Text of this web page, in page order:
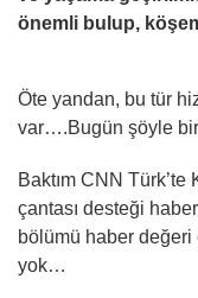
önemli bulup,
Öte yandan, bu tür
var….Bugün şöyle bir
Baktım CNN
çantası desteği
bölümü haber değeri
yok…